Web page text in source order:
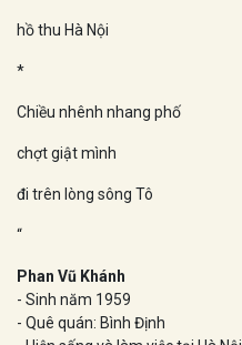
hồ thu Hà Nội
*
Chiều nhênh nhang phố
chợt giật mình
đi trên lòng sông Tô
“
Phan Vũ Khánh
- Sinh năm 1959
- Quê quán: Bình Định